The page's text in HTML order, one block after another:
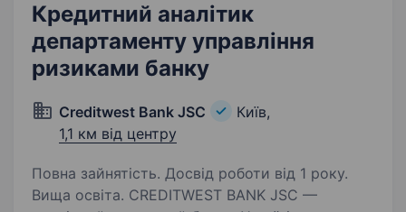
Кредитний аналітик
департаменту управління
ризиками банку
Creditwest Bank JSC
Київ,
1,1 км від центру
Повна зайнятість. Досвід роботи від 1 року.
Вища освіта. CREDITWEST BANK JSC —